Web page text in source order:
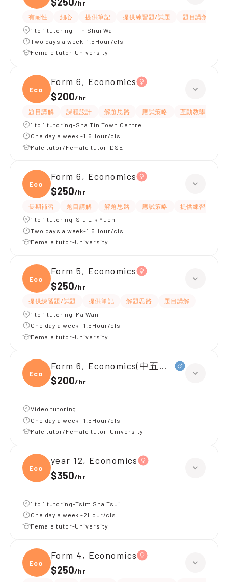
/hr
有耐性 細心 提供筆記 提供練習題/試題 題目講解
1 to 1 tutoring-Tin Shui Wai
Two days a week-1.5Hour/cls
Female tutor-University
Econ
Form 6, Economics
$200/hr
題目講解 課程設計 解題思路 應試策略 互動教學
1 to 1 tutoring-Sha Tin Town Centre
One day a week -1.5Hour/cls
Male tutor/Female tutor-DSE
Econ
Form 6, Economics
$250/hr
長期補習 題目講解 解題思路 應試策略
提供練習題/試題
1 to 1 tutoring-Siu Lik Yuen
Two days a week-1.5Hour/cls
Female tutor-University
Econ
Form 5, Economics
$250/hr
提供練習題/試題 提供筆記 解題思路
題目講解
1 to 1 tutoring-Ma Wan
One day a week -1.5Hour/cls
Female tutor-University
Econ
Form 6, Economics(中五升中六)
$200/hr
Video tutoring
One day a week -1.5Hour/cls
Male tutor/Female tutor-University
Econ
year 12, Economics
$350/hr
1 to 1 tutoring-Tsim Sha Tsui
One day a week -2Hour/cls
Female tutor-University
Econ
Form 4, Economics
$250/hr